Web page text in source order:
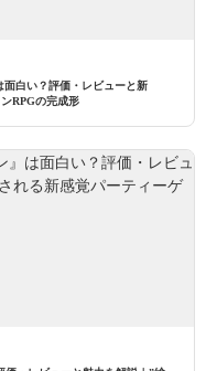
面白い？評価・レビューと新
RPGの完成形